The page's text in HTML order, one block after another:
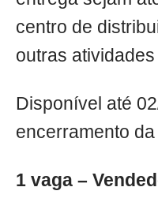
centro de
outras
Disponível até
encerramento
1 vaga –